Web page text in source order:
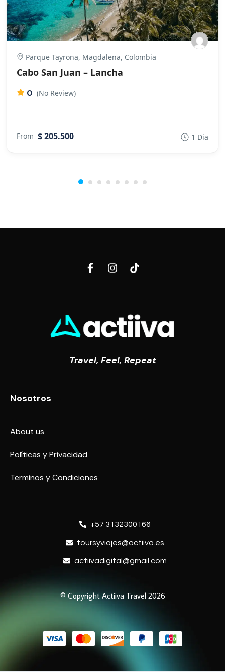
Parque Tayrona, Magdalena, Colombia
Cabo San Juan – Lancha
0 (No Review)
From $ 205.500 1 Dia
Travel, Feel, Repeat
Nosotros
About us
Políticas y Privacidad
Terminos y Condiciones
+57 3132300166
toursyviajes@actiiva.es
actiivadigital@gmail.com
© Copyright Actiiva Travel 2026